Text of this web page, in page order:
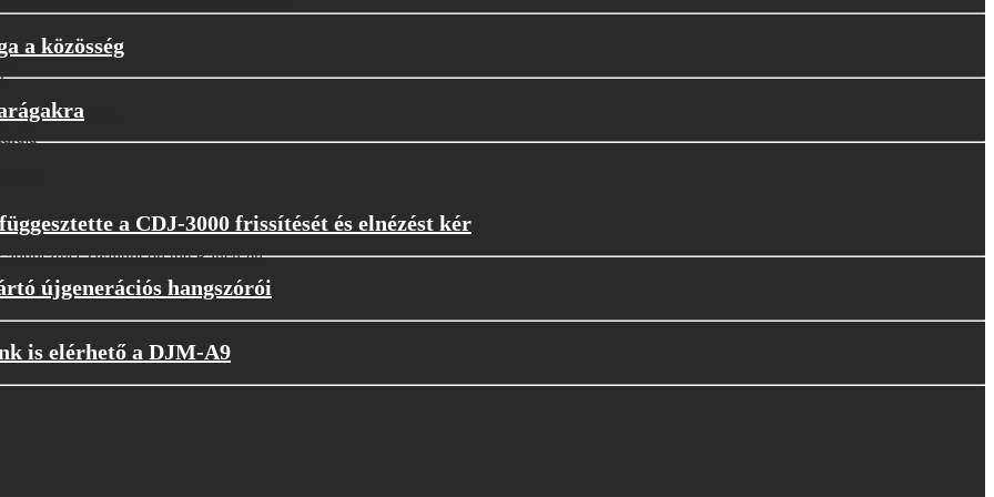
forradalom
Twilight on the Ranch-en
a közösség
a CDJ-3000 frissítését és elnézést kér
újgenerációs hangszórói
is elérhető a DJM-A9